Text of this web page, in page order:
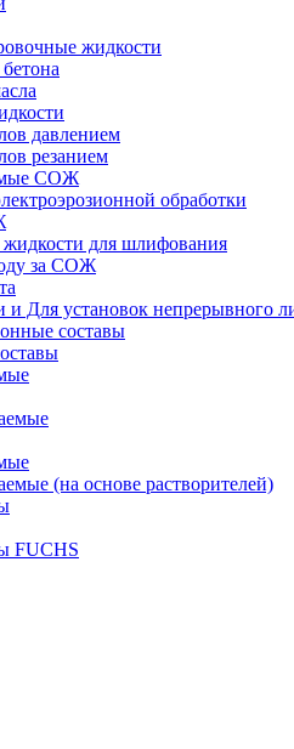
жидкости
давлением
резанием
СОЖ
обработки
жидкости для шлифования
за СОЖ
и Для установок непрерывного
составы
(на основе растворителей)
FUCHS